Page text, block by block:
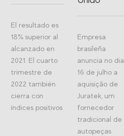
El resultado es
18% superior al
alcanzado en
2021. El cuarto
trimestre de
2022 también
cierra con
índices positivos
Empresa
brasileña
anuncia no dia
16 de julho a
aquisição de
Juratek, um
fornecedor
tradicional de
autopeças